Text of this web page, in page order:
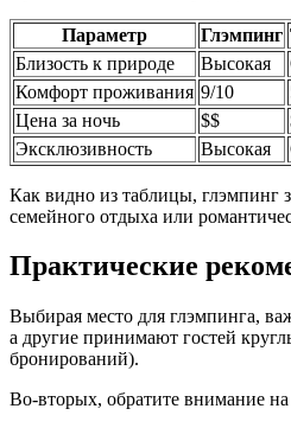
Параметр Глэмпинг
Близость к природе
Высокая
Комфорт проживания 9/10
Цена за ночь
$$
Эксклюзивность
Высокая
Как видно из таблицы, глэмпинг
семейного отдыха или
Практические
Выбирая место для глэмпинга,
а другие принимают гостей
бронирований).
Во-вторых, обратите внимание